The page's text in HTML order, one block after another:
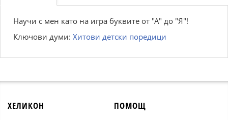
Научи с мен като на игра буквите от "А" до "Я"!
Ключови думи: Хитови детски поредици
ХЕЛИКОН ПОМОЩ